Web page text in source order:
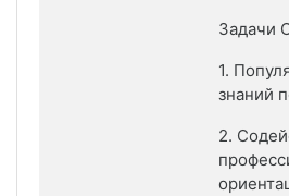
Задачи
1.
знаний
2.